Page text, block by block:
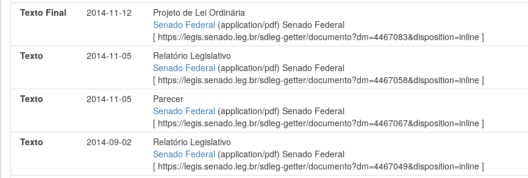
Texto Final
2014-11-12
Projeto de Lei Ordinária
Senado Federal (application/pdf) Senado Federal
[ https://legis.senado.leg.br/sdleg-getter/documento?dm=4467083&disposition=inline ]
Texto
2014-11-05
Relatório Legislativo
Senado Federal (application/pdf) Senado Federal
[ https://legis.senado.leg.br/sdleg-getter/documento?dm=4467058&disposition=inline ]
Texto
2014-11-05
Parecer
Senado Federal (application/pdf) Senado Federal
[ https://legis.senado.leg.br/sdleg-getter/documento?dm=4467067&disposition=inline ]
Texto
2014-09-02
Relatório Legislativo
Senado Federal (application/pdf) Senado Federal
[ https://legis.senado.leg.br/sdleg-getter/documento?dm=4467049&disposition=inline ]